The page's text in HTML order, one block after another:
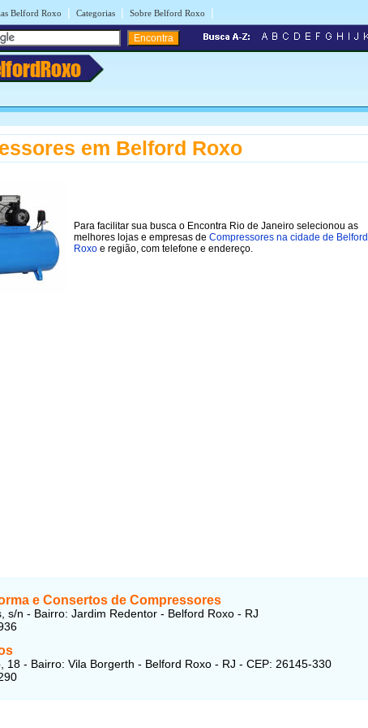
Belford Roxo | Categorias | Sobre Belford Roxo |
em Belford Roxo
Para facilitar sua busca o Encontra Rio de Janeiro selecionou as
melhores lojas e empresas de Compressores na cidade de Belford
Roxo e região, com telefone e endereço.
e Consertos de Compressores
s/n - Bairro: Jardim Redentor - Belford Roxo - RJ
18 - Bairro: Vila Borgerth - Belford Roxo - RJ - CEP: 26145-330